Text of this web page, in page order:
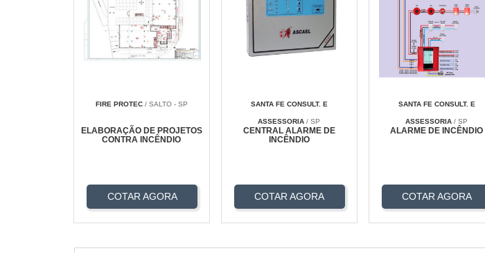
FIRE PROTEC/ SALTO - SP
ELABORAÇÃO DE PROJETOS
CONTRA INCÊNDIO
COTAR AGORA
SANTA FE CONSULT. E
ASSESSORIA / SP
CENTRAL ALARME DE
INCÊNDIO
COTAR AGORA
SANTA FE CONSULT. E
ASSESSORIA / SP
ALARME DE INCÊNDIO
COTAR AGORA